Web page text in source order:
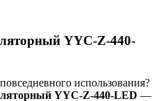
YYC-Z-440-
использования?
YYC-Z-440-LED —